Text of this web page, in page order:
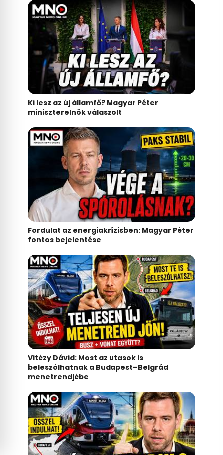
Ki lesz az új államfő? Magyar Péter
miniszterelnök válaszolt
Fordulat az energiakrízisben: Magyar Péter
fontos bejelentése
Vitézy Dávid: Most az utasok is
beleszólhatnak a Budapest–Belgrád
menetrendjébe